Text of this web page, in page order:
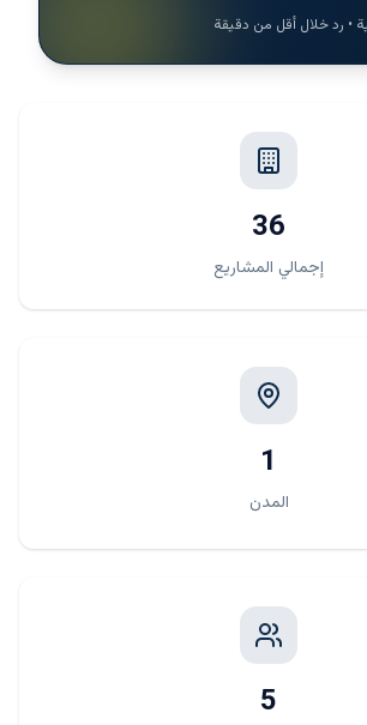
• رد خلال أقل من دقيقة
36
إجمالي المشاريع
1
المدن
5